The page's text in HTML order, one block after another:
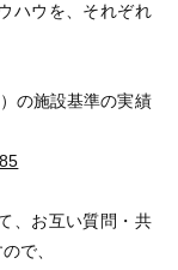
ハウを、それぞれ
の施設基準の実績
、お互い質問・共
で、